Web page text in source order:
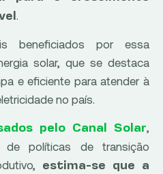
beneficiados por essa
solar, que se destaca
e eficiente para atender à
no país.
pelo Canal Solar,
de políticas de transição
estima-se que a